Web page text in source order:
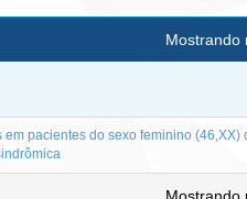
Mostrando
em pacientes do sexo feminino (46,XX)
Mostrando